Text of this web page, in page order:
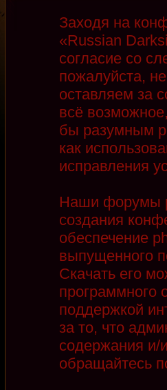
Заходя на
«Russian
согласие со
пожалуйста,
оставляем за
всё
бы разумным
как
исправления
Наши форумы
создания
обеспечение
выпущенного
Скачать его
программного
поддержкой
за то, что
содержания и/
обращайтесь